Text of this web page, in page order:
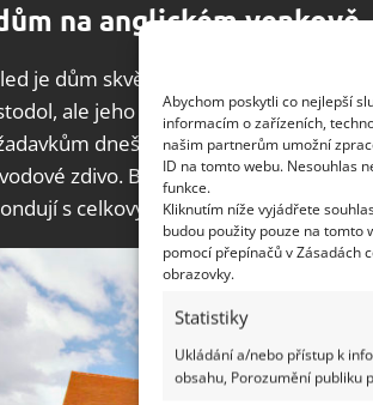
Abychom poskytli co nejlepší
informacím o zařízeních,
našim partnerům umožní
ID na tomto webu. Nesouhlas
funkce.
Kliknutím níže vyjádřete
budou použity pouze na tomto
pomocí přepínačů v Zásadách
obrazovky.
Statistiky
Ukládání a/nebo přístup k
obsahu, Porozumění publiku
na anglickém venkově
je dům skvělou ukázkou stylu a
ale jeho interiéry poskytují
dnešního života. Dům si i po
zdivo. Byla opravena střecha a
s celkovým laděním